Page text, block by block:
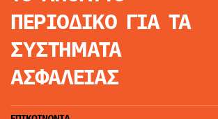
ΠΕΡΙΟΔΙΚΟ ΓΙΑ ΤΑ
ΣΥΣΤΗΜΑΤΑ
ΑΣΦΑΛΕΙΑΣ